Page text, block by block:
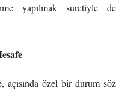
yapılmak suretiyle de
açısında özel bir durum söz